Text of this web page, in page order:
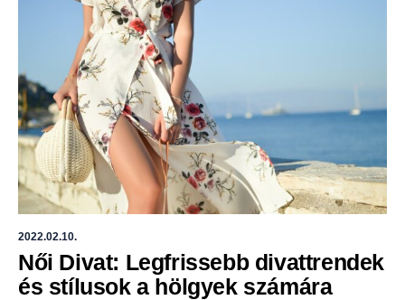
2022.02.10.
Női Divat: Legfrissebb divattrendek
és stílusok a hölgyek számára